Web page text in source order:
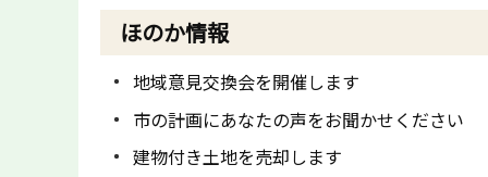
ほのか情報
地域意見交換会を開催します
市の計画にあなたの声をお聞かせください
建物付き土地を売却します